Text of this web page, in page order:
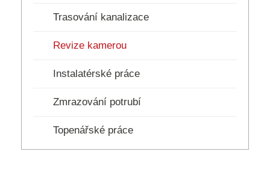
Trasování kanalizace
Revize kamerou
Instalatérské práce
Zmrazování potrubí
Topenářské práce